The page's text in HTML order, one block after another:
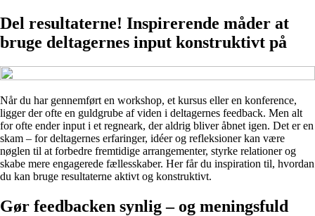
Del resultaterne! Inspirerende måder at
bruge deltagernes input konstruktivt på
Når du har gennemført en workshop, et kursus eller en konference,
ligger der ofte en guldgrube af viden i deltagernes feedback. Men alt
for ofte ender input i et regneark, der aldrig bliver åbnet igen. Det er en
skam – for deltagernes erfaringer, idéer og refleksioner kan være
nøglen til at forbedre fremtidige arrangementer, styrke relationer og
skabe mere engagerede fællesskaber. Her får du inspiration til, hvordan
du kan bruge resultaterne aktivt og konstruktivt.
Gør feedbacken synlig – og meningsfuld